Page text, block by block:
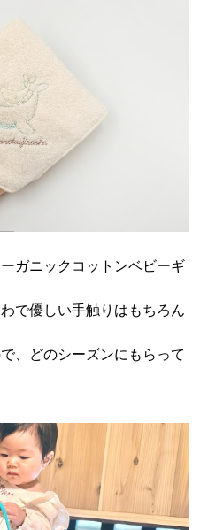
ガニックコットンベビーギ
で優しい手触りはもちろん
、どのシーズンにもらって